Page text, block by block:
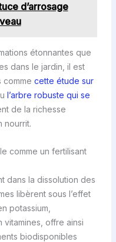
d’arrosage
étonnantes que
dans le jardin, il est
comme cette étude sur
l’arbre robuste qui se
de la richesse
nourrit.
comme un fertilisant
dans la dissolution des
libèrent sous l’effet
potassium,
vitamines, offre ainsi
biodisponibles